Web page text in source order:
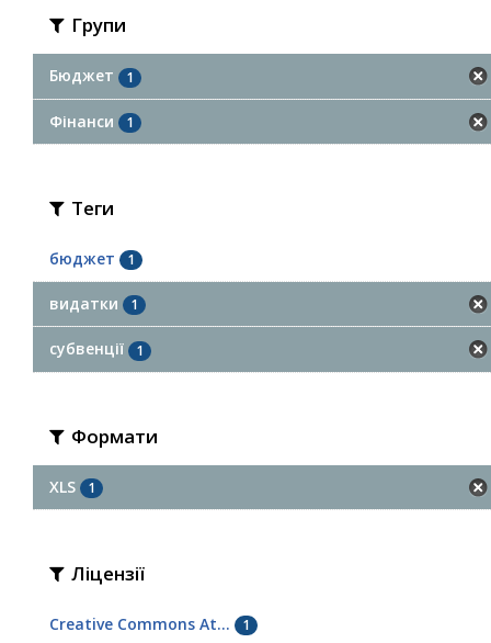
Групи
Бюджет 1
Фінанси 1
Теги
бюджет 1
видатки 1
субвенції 1
Формати
XLS 1
Ліцензії
Creative Commons At... 1